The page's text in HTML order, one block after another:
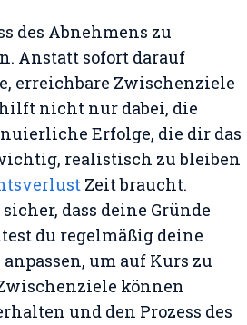
des Abnehmens zu
Anstatt sofort darauf
erreichbare Zwischenziele
hilft nicht nur dabei, die
Erfolge, die dir das
realistisch zu bleiben
Zeit braucht.
dass deine Gründe
du regelmäßig deine
um auf Kurs zu
können
und den Prozess des